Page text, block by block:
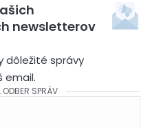
newsletterov
dôležité správy
email.
ODBER SPRÁV